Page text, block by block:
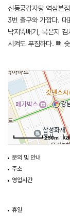
신동궁감자탕 역삼본
3번 출구와 가깝다. 대
낙지뚝배기, 묵은지
시켜도 푸짐하다. 뼈
250m
문의 및 안내
주소
영업시간
휴일